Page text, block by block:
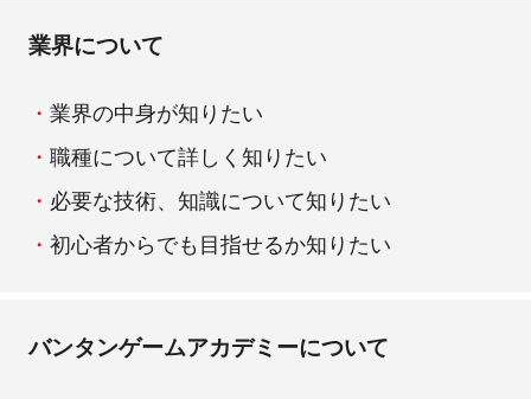
業界について
業界の中身が知りたい
職種について詳しく知りたい
必要な技術、知識について知りたい
初心者からでも目指せるか知りたい
バンタンゲームアカデミーについて